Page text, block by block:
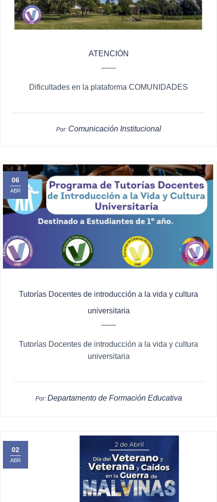
ATENCIÓN
Dificultades en la plataforma COMUNIDADES
Por: Comunicación Institucional
06
ABR
Tutorías Docentes de introducción a la vida y cultura
universitaria
Tutorías Docentes de introducción a la vida y cultura
universitaria
Por: Departamento de Formación Educativa
02
ABR